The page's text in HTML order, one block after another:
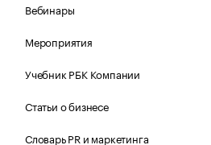
Вебинары
Мероприятия
Учебник РБК Компании
Статьи о бизнесе
Словарь PR и маркетинга